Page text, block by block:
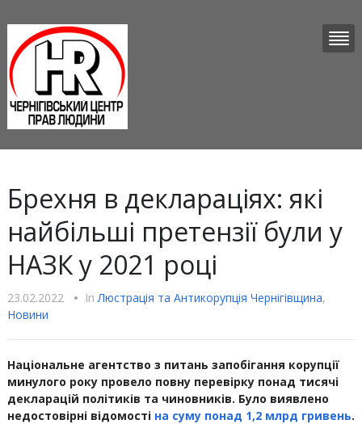
Брехня в деклараціях: які
найбільші претензії були у
НАЗК у 2021 році
23.02.2022 • InЛюстрацiя та Антикорупцiя Чернігівщина,
Новини
Національне агентство з питань запобігання корупції
минулого року провело повну перевірку понад тисячі
декларацій політиків та чиновників. Було виявлено
недостовірні відомості на суму понад 1,2 млрд гривень.